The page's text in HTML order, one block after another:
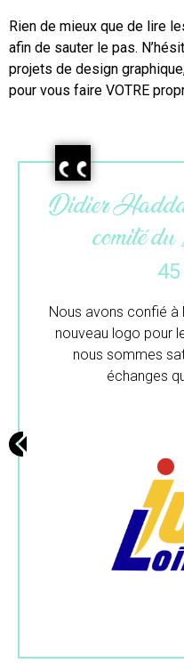
Rien de mieux que de lire
afin de sauter le pas.
projets de design
pour vous faire VOTRE
Maëlle
Merci